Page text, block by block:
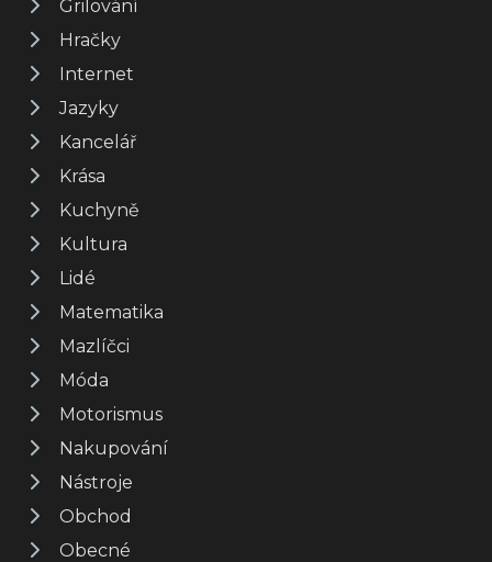
Grilování
Hračky
Internet
Jazyky
Kancelář
Krása
Kuchyně
Kultura
Lidé
Matematika
Mazlíčci
Móda
Motorismus
Nakupování
Nástroje
Obchod
Obecné